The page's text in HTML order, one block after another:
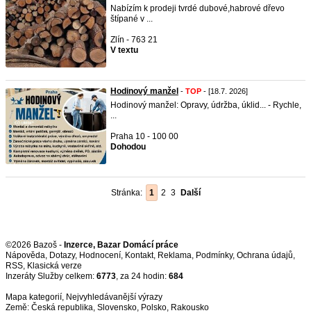
Nabízím k prodeji tvrdé dubové,habrové dřevo
štípané v ...
Zlín - 763 21
V textu
Hodinový manžel - TOP - [18.7. 2026]
Hodinový manžel: Opravy, údržba, úklid... - Rychle,
...
Praha 10 - 100 00
Dohodou
Stránka: 1 2 3 Další
©2026 Bazoš - Inzerce, Bazar Domácí práce
Nápověda, Dotazy, Hodnocení, Kontakt, Reklama, Podmínky, Ochrana údajů,
RSS,
Inzeráty Služby celkem: 6773, za 24 hodin: 684
Mapa kategorií, Nejvyhledávanější výrazy
Země: Česká republika, Slovensko, Polsko, Rakousko